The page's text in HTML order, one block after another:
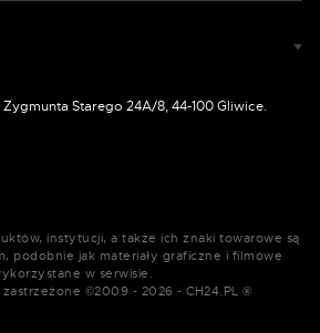
Zygmunta Starego 24A/8, 44-100 Gliwice.
instytucji, a także ich znaki towarowe są
podobnie jak materiały graficzne i filmowe
w serwisie.
©2009 - 2026 - CH24.PL ®